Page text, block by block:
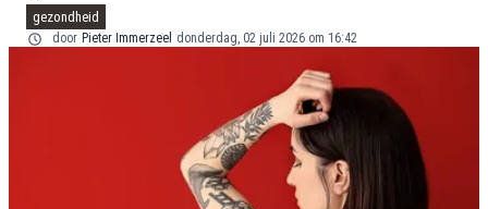
gezondheid
door Pieter Immerzeel donderdag, 02 juli 2026 om 16:42